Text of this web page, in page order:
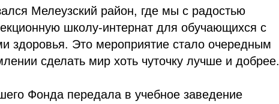
Мелеузский район, где мы с радостью
школу-интернат для обучающихся с
здоровья. Это мероприятие стало очередным
сделать мир хоть чуточку лучше и добрее.
Фонда передала в учебное заведение